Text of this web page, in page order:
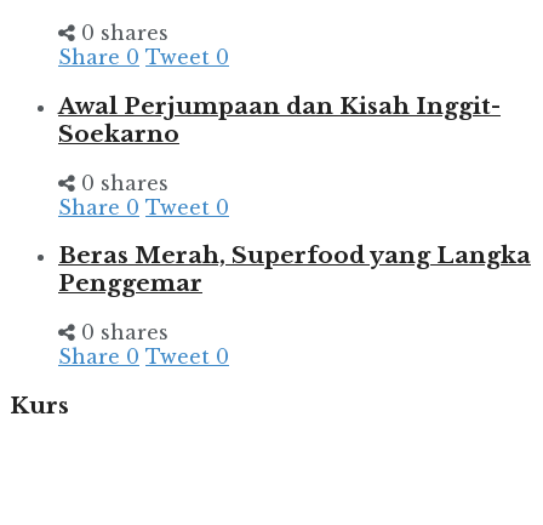
0 shares
Share 0 Tweet 0
Awal Perjumpaan dan Kisah Inggit-
Soekarno
0 shares
Share 0 Tweet 0
Beras Merah, Superfood yang Langka
Penggemar
0 shares
Share 0 Tweet 0
Kurs